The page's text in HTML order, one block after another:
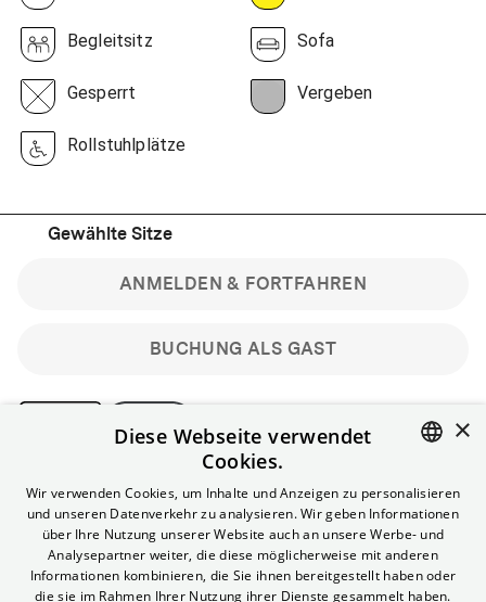
Begleitsitz Sofa
Gesperrt Vergeben
Rollstuhlplätze
Gewählte Sitze
BUCHUNG ALS GAST
ANMELDEN & FORTFAHREN
Bitte beachte: Gastbuchungen sind nicht stornierbar.
Registriere dich kostenlos für bis zu 90 min vor Filmbeginn
stornierbare Tickets für reguläre Vorstellungen.
Unlimited-Mitglied? Melde dich an, um deine Benefits
nutzen zu können.
ENGLISH
×
Diese Webseite verwendet
Cookies.
Wir verwenden Cookies, um Inhalte und Anzeigen zu personalisieren
und unseren Datenverkehr zu analysieren. Wir geben Informationen
über Ihre Nutzung unserer Website auch an unsere Werbe- und
Analysepartner weiter, die diese möglicherweise mit anderen
Informationen kombinieren, die Sie ihnen bereitgestellt haben oder
die sie im Rahmen Ihrer Nutzung ihrer Dienste gesammelt haben.